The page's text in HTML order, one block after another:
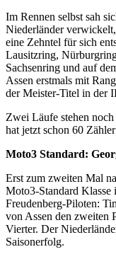
Im Rennen selbst sah
Niederländer
eine Zehntel für sich
Lausitzring,
Sachsenring und auf
Assen erstmals mit
der Meister-Titel in der
Zwei Läufe stehen
hat jetzt schon 60
Moto3 Standard:
Erst zum zweiten Mal
Moto3-Standard Klasse
Freudenberg-Piloten:
von Assen den zweiten
Vierter. Der
Saisonerfolg.